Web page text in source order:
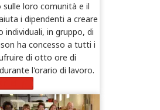
loro comunità e il
i dipendenti a creare
in gruppo, di
ha concesso a tutti i
di otto ore di
l'orario di lavoro.